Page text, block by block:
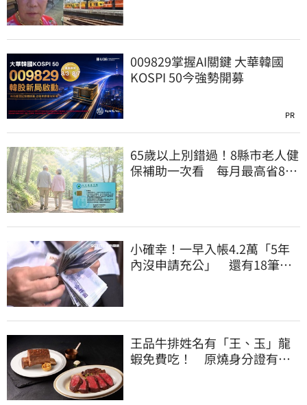
009829掌握AI關鍵 大華韓國
KOSPI 50今強勢開募
PR
65歲以上別錯過！8縣市老人健
保補助一次看 每月最高省826
小確幸！一早入帳4.2萬「5年
內沒申請充公」 還有18筆錢
王品牛排姓名有「王、玉」龍
蝦免費吃！ 原燒身分證有